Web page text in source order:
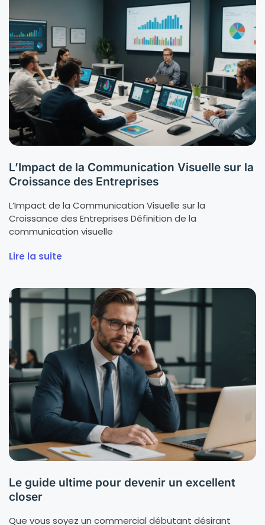
L’Impact de la Communication Visuelle sur la
Croissance des Entreprises
L’Impact de la Communication Visuelle sur la
Croissance des Entreprises Définition de la
communication visuelle
Lire la suite
Le guide ultime pour devenir un excellent
closer
Que vous soyez un commercial débutant désirant